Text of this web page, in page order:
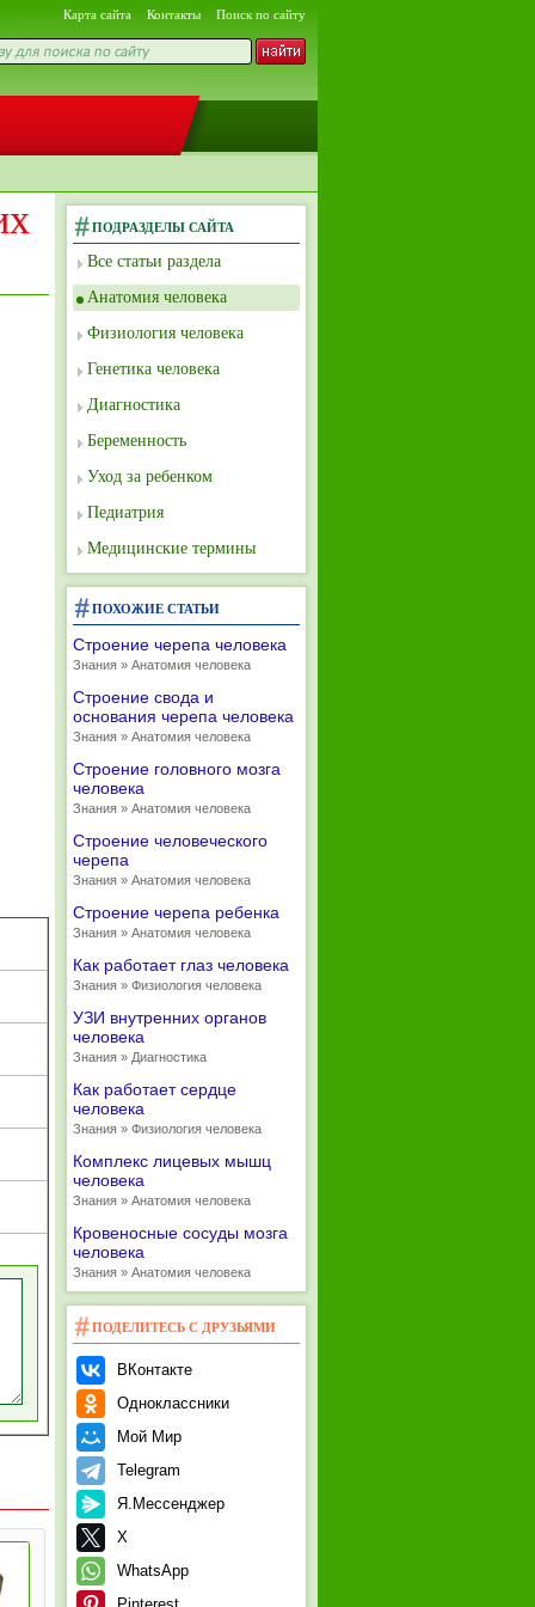
Карта сайта Контакты Поиск по сайту
ПОДРАЗДЕЛЫ САЙТА
Все статьи раздела
Анатомия человека
Физиология человека
Генетика человека
Диагностика
Беременность
Уход за ребенком
Педиатрия
Медицинские термины
ПОХОЖИЕ СТАТЬИ
Строение черепа человека
Знания » Анатомия человека
Строение свода и
основания черепа человека
Знания » Анатомия человека
Строение головного мозга
человека
Знания » Анатомия человека
Строение человеческого
черепа
Знания » Анатомия человека
Строение черепа ребенка
Знания » Анатомия человека
Как работает глаз человека
Знания » Физиология человека
УЗИ внутренних органов
человека
Знания » Диагностика
Как работает сердце
человека
Знания » Физиология человека
Комплекс лицевых мышц
человека
Знания » Анатомия человека
Кровеносные сосуды мозга
человека
Знания » Анатомия человека
ПОДЕЛИТЕСЬ С ДРУЗЬЯМИ
ВКонтакте
Одноклассники
Мой Мир
Telegram
Я.Мессенджер
X
WhatsApp